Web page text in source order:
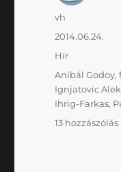
Szerző
vh
Közzétéve
2014.06.24.
Kategória
Hír
Címke
Aníbál Godoy,
Ignjatovic
Ihrig-Farkas,
13 hozzászólás